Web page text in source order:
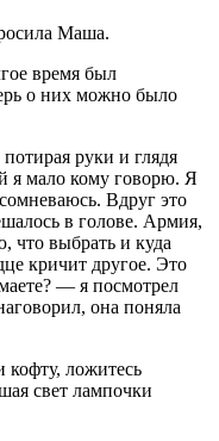
Маша.
время был
о них можно было
руки и глядя
я мало кому говорю. Я
Вдруг это
в голове. Армия,
что выбрать и куда
кричит другое. Это
— я посмотрел
она поняла
ложитесь
свет лампочки